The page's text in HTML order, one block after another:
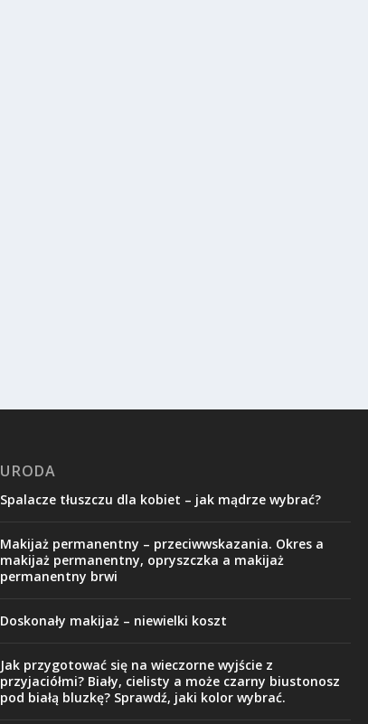
URODA
Spalacze tłuszczu dla kobiet – jak mądrze wybrać?
Makijaż permanentny – przeciwwskazania. Okres a
makijaż permanentny, opryszczka a makijaż
permanentny brwi
Doskonały makijaż – niewielki koszt
Jak przygotować się na wieczorne wyjście z
przyjaciółmi? Biały, cielisty a może czarny biustonosz
pod białą bluzkę? Sprawdź, jaki kolor wybrać.